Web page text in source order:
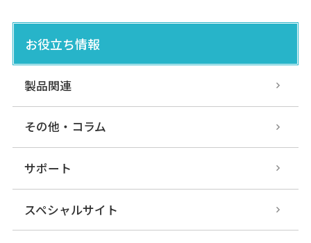
お役立ち情報
製品関連
その他・コラム
サポート
スペシャルサイト